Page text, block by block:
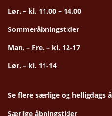
Lør. – kl. 11.00 – 14.00
Sommeråbningstider
Man. – Fre. – kl. 12-17
Lør. – kl. 11-14
Se flere særlige og helligdags
Særlige åbningstider